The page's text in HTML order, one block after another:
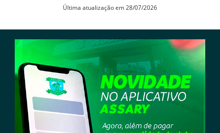
Última atualização em 28/07/2026